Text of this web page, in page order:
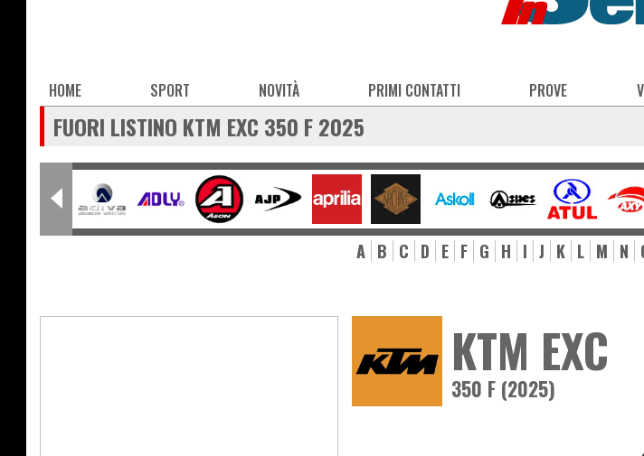
Main
navigation
HOME SPORT NOVITÀ PRIMI CONTATTI PROVE
FUORI LISTINO KTM EXC 350 F 2025
A B C D E F G H I J K L M N
KTM EXC
350 F (2025)